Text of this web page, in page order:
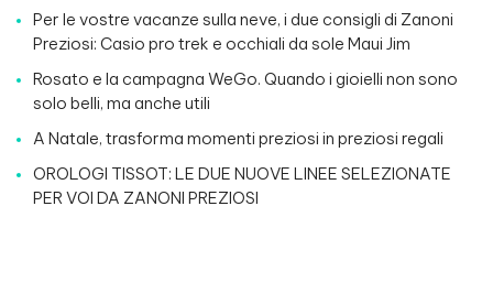
Per le vostre vacanze sulla neve, i due consigli di Zanoni
Preziosi: Casio pro trek e occhiali da sole Maui Jim
Rosato e la campagna WeGo. Quando i gioielli non sono
solo belli, ma anche utili
A Natale, trasforma momenti preziosi in preziosi regali
OROLOGI TISSOT: LE DUE NUOVE LINEE SELEZIONATE
PER VOI DA ZANONI PREZIOSI